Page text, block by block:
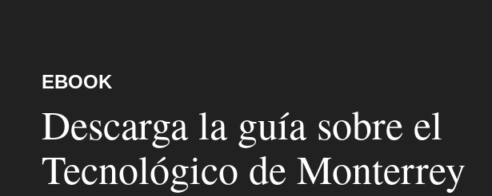
EBOOK
Descarga la guía sobre el
Tecnológico de Monterrey